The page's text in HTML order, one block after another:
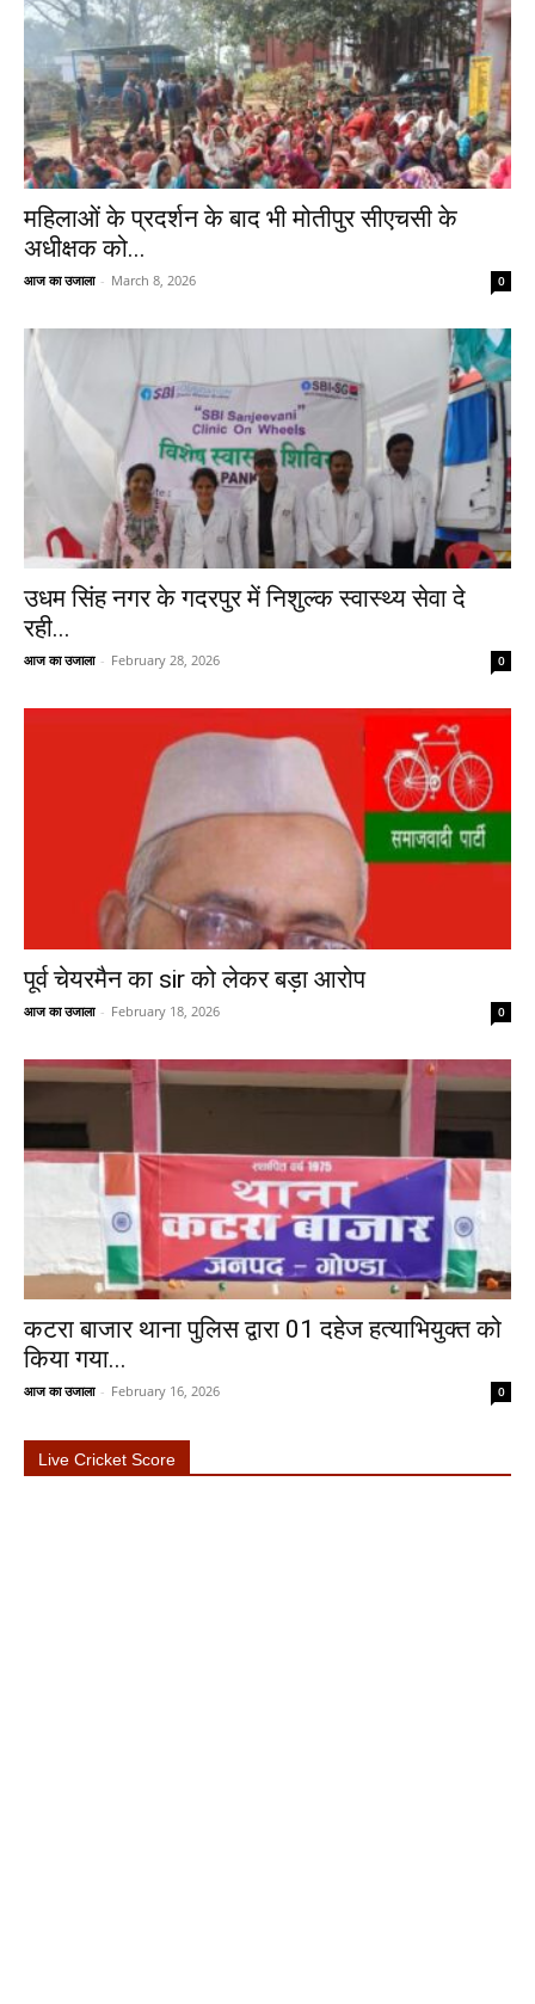
महिलाओं के प्रदर्शन के बाद भी मोतीपुर सीएचसी के
अधीक्षक को...
आज का उजाला - March 8, 2026 0
उधम सिंह नगर के गदरपुर में निशुल्क स्वास्थ्य सेवा दे
रही...
आज का उजाला - February 28, 2026 0
पूर्व चेयरमैन का sir को लेकर बड़ा आरोप
आज का उजाला - February 18, 2026 0
कटरा बाजार थाना पुलिस द्वारा 01 दहेज हत्याभियुक्त को
किया गया...
आज का उजाला - February 16, 2026 0
Live Cricket Score